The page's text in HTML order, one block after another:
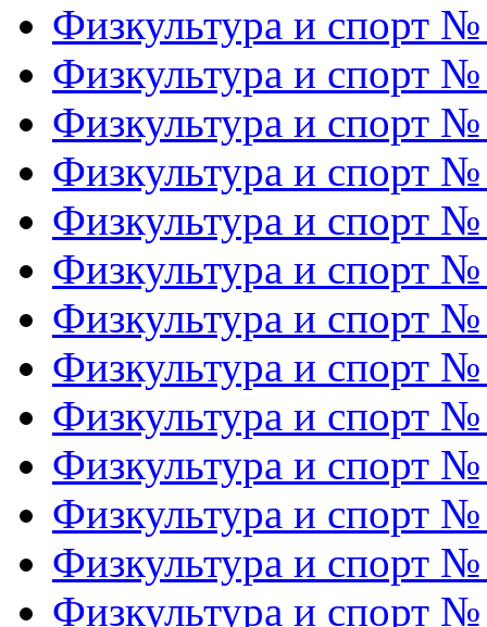
Физкультура и спорт
Физкультура и спорт
Физкультура и спорт
Физкультура и спорт
Физкультура и спорт
Физкультура и спорт
Физкультура и спорт
Физкультура и спорт
Физкультура и спорт
Физкультура и спорт
Физкультура и спорт
Физкультура и спорт
Физкультура и спорт